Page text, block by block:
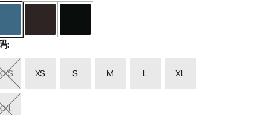
:
XS S M L XL